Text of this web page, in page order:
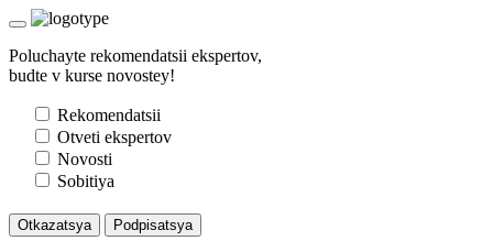
Poluchayte rekomendatsii ekspertov,
budte v kurse novostey!
Rekomendatsii
Otveti ekspertov
Novosti
Sobitiya
Otkazatsya Podpisatsya